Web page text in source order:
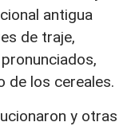
antigua
de traje,
de los cereales.
y otras